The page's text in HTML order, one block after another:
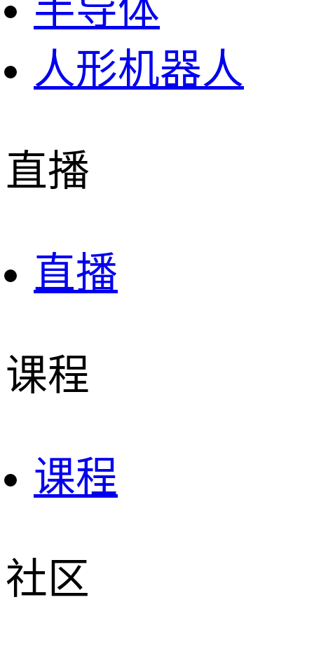
半导体
人形机器人
直播
直播
课程
课程
社区